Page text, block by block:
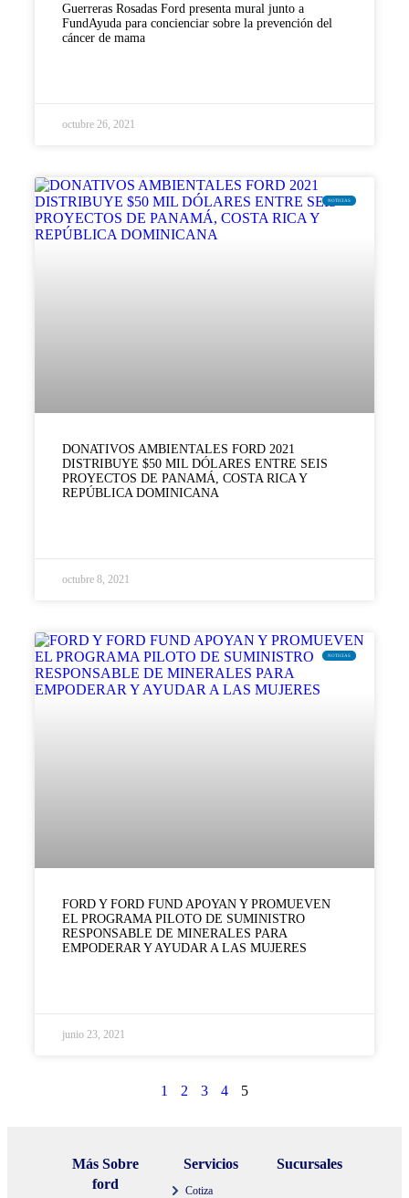
Guerreras Rosadas Ford presenta mural junto a
FundAyuda para concienciar sobre la prevención del
cáncer de mama
octubre 26, 2021
NOTICIAS
DONATIVOS AMBIENTALES FORD 2021
DISTRIBUYE $50 MIL DÓLARES ENTRE SEIS
PROYECTOS DE PANAMÁ, COSTA RICA Y
REPÚBLICA DOMINICANA
octubre 8, 2021
NOTICIAS
FORD Y FORD FUND APOYAN Y PROMUEVEN
EL PROGRAMA PILOTO DE SUMINISTRO
RESPONSABLE DE MINERALES PARA
EMPODERAR Y AYUDAR A LAS MUJERES
junio 23, 2021
1 2 3 4 5
Más Sobre
ford
Servicios
Cotiza
Sucursales